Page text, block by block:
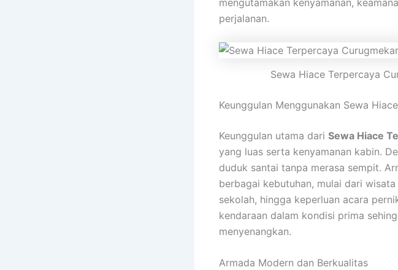
mengutamakan kenyamanan,
perjalanan.
Sewa Hiace Terpercaya
Keunggulan Menggunakan Sewa
Keunggulan utama dari Sewa Hiace
yang luas serta kenyamanan kabin.
duduk santai tanpa merasa sempit.
berbagai kebutuhan, mulai dari
sekolah, hingga keperluan acara
kendaraan dalam kondisi prima
menyenangkan.
Armada Modern dan Berkualitas